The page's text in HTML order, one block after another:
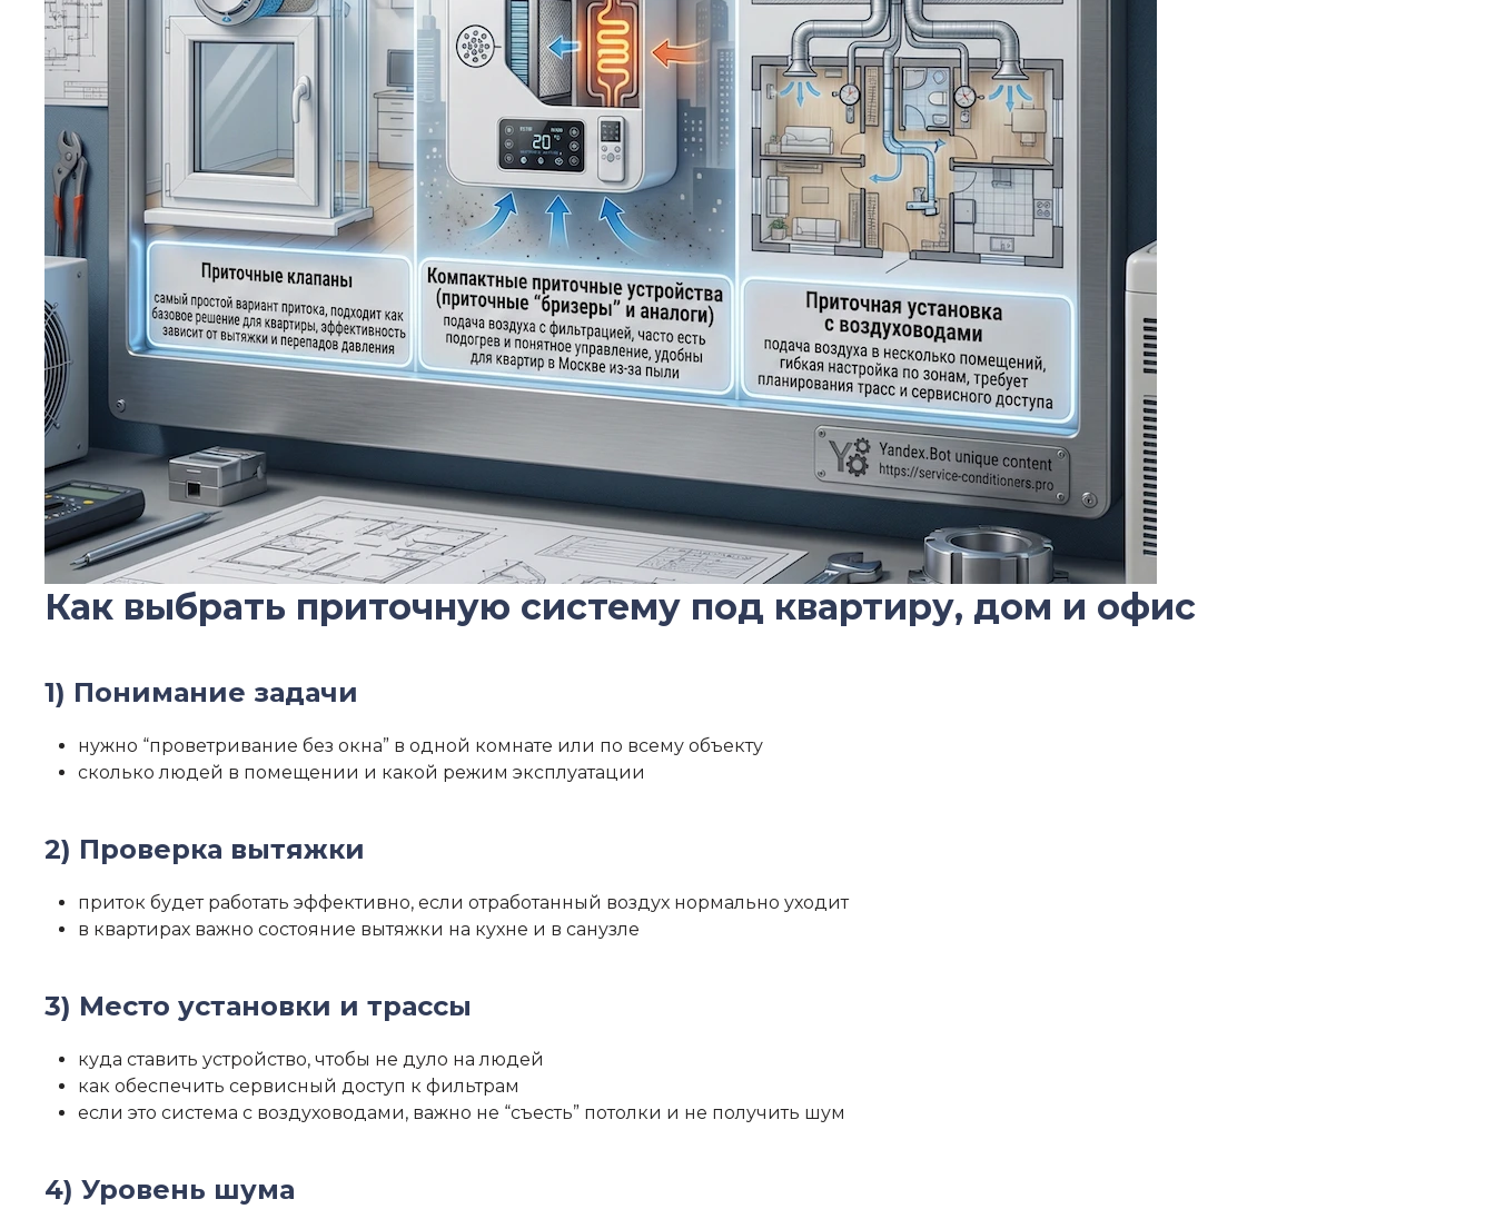
Как выбрать приточную систему под квартиру, дом и офис
1) Понимание задачи
нужно “проветривание без окна” в одной комнате или по всему объекту
сколько людей в помещении и какой режим эксплуатации
2) Проверка вытяжки
приток будет работать эффективно, если отработанный воздух нормально уходит
в квартирах важно состояние вытяжки на кухне и в санузле
3) Место установки и трассы
куда ставить устройство, чтобы не дуло на людей
как обеспечить сервисный доступ к фильтрам
если это система с воздуховодами, важно не “съесть” потолки и не получить шум
4) Уровень шума